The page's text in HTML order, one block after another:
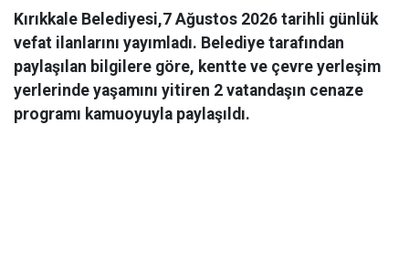
Kırıkkale Belediyesi,7 Ağustos 2026 tarihli günlük
vefat ilanlarını yayımladı. Belediye tarafından
paylaşılan bilgilere göre, kentte ve çevre yerleşim
yerlerinde yaşamını yitiren 2 vatandaşın cenaze
programı kamuoyuyla paylaşıldı.